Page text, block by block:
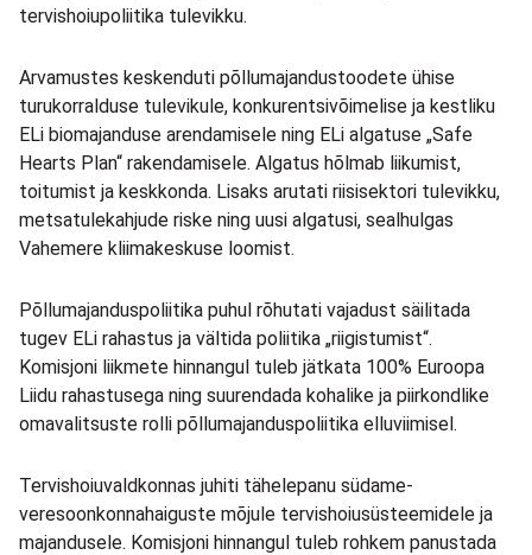
tervishoiupoliitika tulevikku.
Arvamustes keskenduti põllumajandustoodete ühise
turukorralduse tulevikule, konkurentsivõimelise ja kestliku
ELi biomajanduse arendamisele ning ELi algatuse „Safe
Hearts Plan“ rakendamisele. Algatus hõlmab liikumist,
toitumist ja keskkonda. Lisaks arutati riisisektori tulevikku,
metsatulekahjude riske ning uusi algatusi, sealhulgas
Vahemere kliimakeskuse loomist.
Põllumajanduspoliitika puhul rõhutati vajadust säilitada
tugev ELi rahastus ja vältida poliitika „riigistumist“.
Komisjoni liikmete hinnangul tuleb jätkata 100% Euroopa
Liidu rahastusega ning suurendada kohalike ja piirkondlike
omavalitsuste rolli põllumajanduspoliitika elluviimisel.
Tervishoiuvaldkonnas juhiti tähelepanu südame-
veresoonkonnahaiguste mõjule tervishoiusüsteemidele ja
majandusele. Komisjoni hinnangul tuleb rohkem panustada